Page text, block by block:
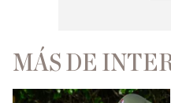
MÁS DE